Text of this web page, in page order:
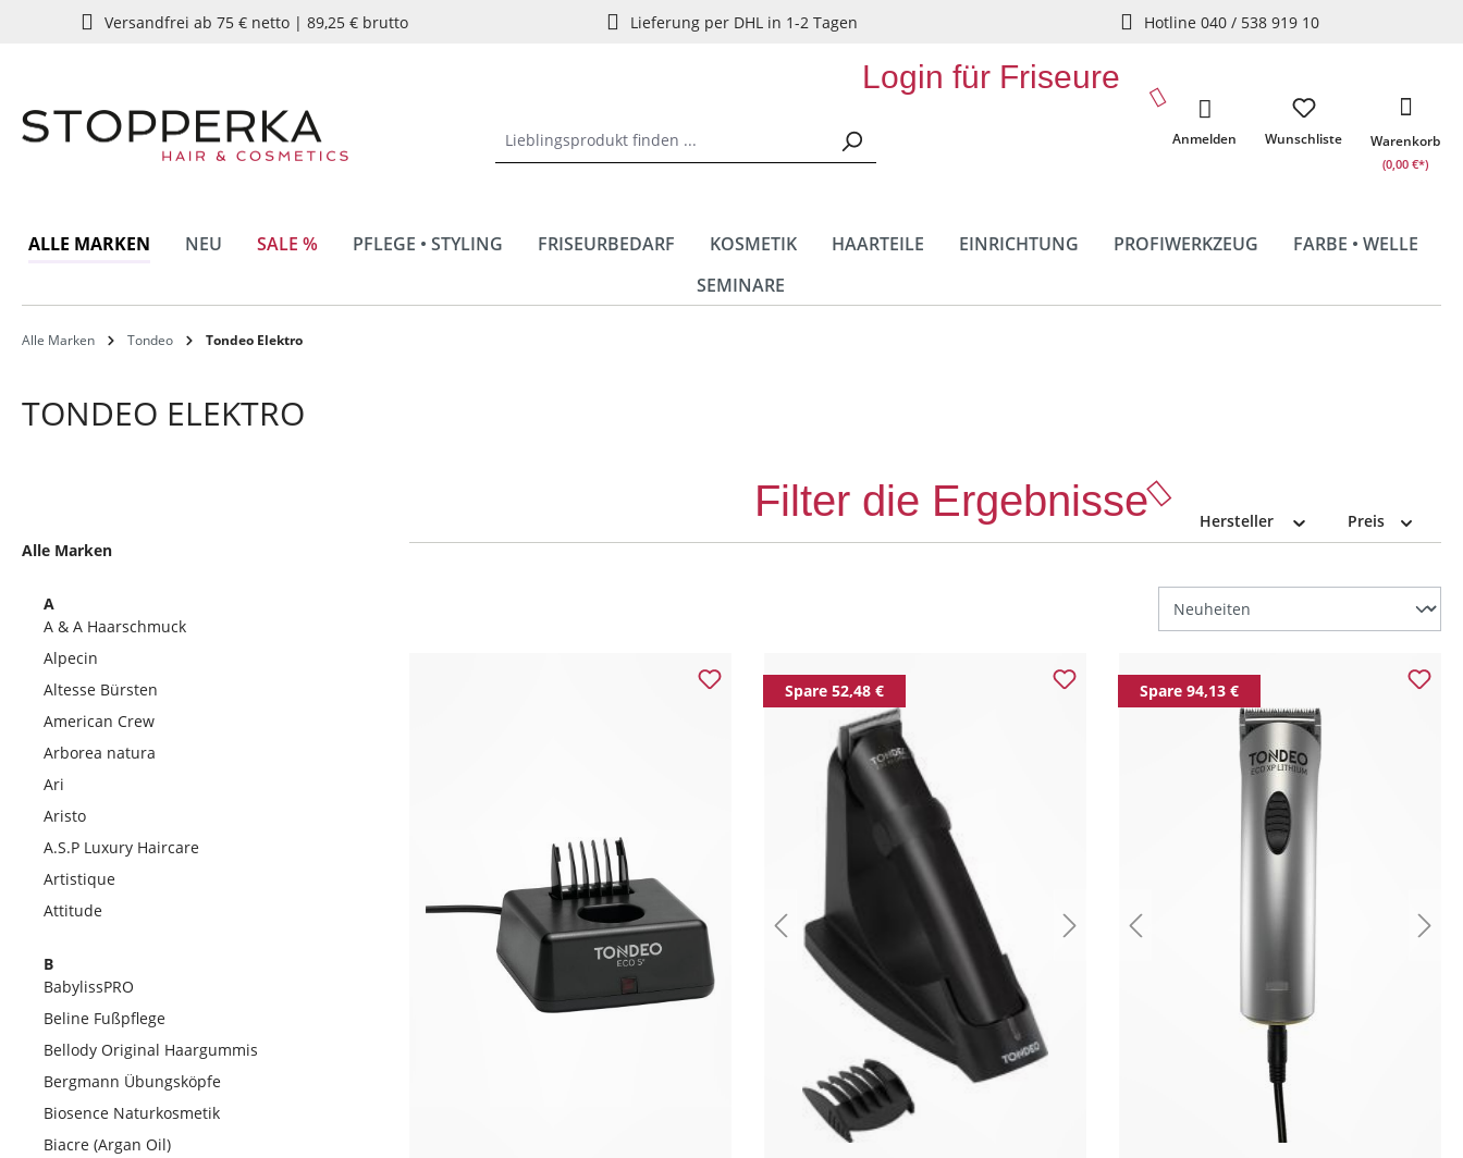
Zur Hauptnavigation springen
Versandfrei ab 75 € netto | 89,25 € brutto Lieferung per DHL in 1-2 Tagen Hotline 040 / 538 919 10
Login für Friseure
Wunschliste
Anmelden Warenkorb
(0,00 €*)
ALLE MARKEN NEU SALE % PFLEGE • STYLING FRISEURBEDARF KOSMETIK HAARTEILE EINRICHTUNG PROFIWERKZEUG
FARBE • WELLE
SEMINARE
Alle Marken Tondeo Tondeo Elektro
TONDEO ELEKTRO
Alle Marken
A
A & A Haarschmuck
Alpecin
Altesse Bürsten
American Crew
Arborea natura
Ari
Aristo
A.S.P Luxury Haircare
Artistique
Attitude
B
BabylissPRO
Beline Fußpflege
Bellody Original Haargummis
Bergmann Übungsköpfe
Biosence Naturkosmetik
Biacre (Argan Oil)
Filter die Ergebnisse Hersteller Preis
Spare 52,48 € Spare 94,13 €